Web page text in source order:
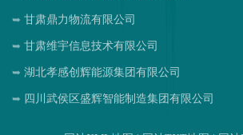
甘肃鼎力物流有限公司
甘肃维宇信息技术有限公司
湖北孝感创辉能源集团有限公司
四川武侯区盛辉智能制造集团有限公司